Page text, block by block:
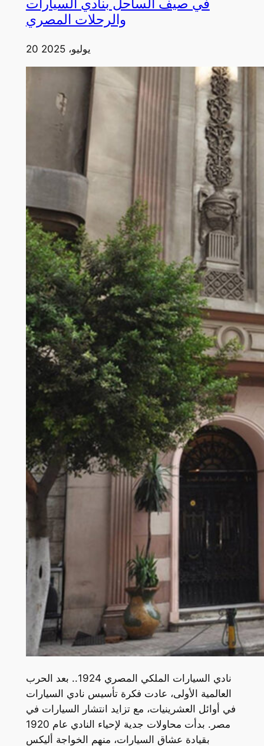
في صيف الساحل بنادي السيارات
والرحلات المصري
20 يوليو، 2025
نادي السيارات الملكي المصري 1924.. بعد الحرب
العالمية الأولى، عادت فكرة تأسيس نادي السيارات
في أوائل العشرينيات، مع تزايد انتشار السيارات في
مصر. بدأت محاولات جدية لإحياء النادي عام 1920
بقيادة عشاق السيارات، منهم الخواجة أليكس